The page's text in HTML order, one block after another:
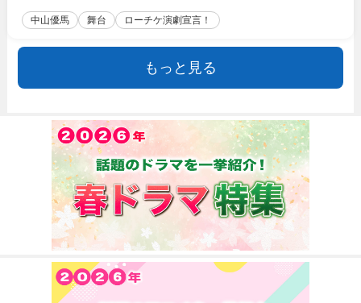
中山優馬 舞台 ローチケ演劇宣言！
もっと見る